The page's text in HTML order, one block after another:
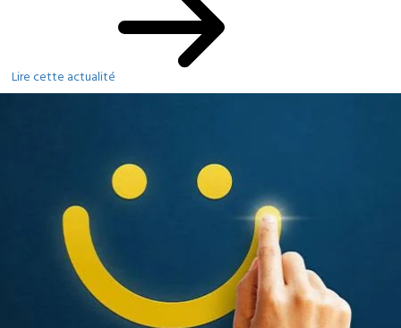
Lire cette actualité